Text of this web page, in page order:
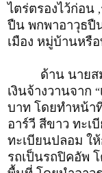
ไตร่ตรองไว้ก่อน ,
ปืน พกพาอาวุธปื
เมือง หมู่บ้านหรื
ด้าน นายส
เงินจ้างวานจาก “
บาท โดยทำหน้า
อาร์วี สีขาว ทะเ
ทะเบียนปลอม ใ
รถเป็นรถปิคอัพ